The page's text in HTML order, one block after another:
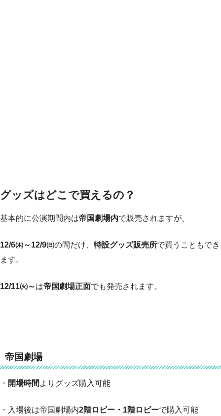
グッズはどこで買えるの？
基本的に公演期間内は帝国劇場内で販売されますが、
12/6㈭～12/9㈰の間だけ、 特設グッズ販売所で買うこともでき
ます。
12/11㈫～は帝国劇場正面でも発売されます。
帝国劇場
・ 開場時間 よりグッズ購入可能
・入場後は帝国劇場内2階ロビー・1階ロビーで購入可能